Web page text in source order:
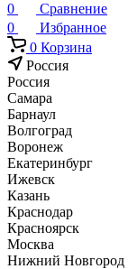
0
Сравнение
0
Избранное
0 Корзина
Россия
Россия
Самара
Барнаул
Волгоград
Воронеж
Екатеринбург
Ижевск
Казань
Краснодар
Красноярск
Москва
Нижний Новгород